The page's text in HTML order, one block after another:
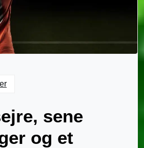
sene
og et